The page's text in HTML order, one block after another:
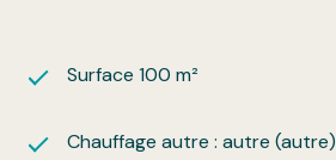
Surface 100 m²
Chauffage autre : autre (autre)